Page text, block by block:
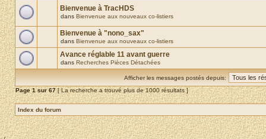
Bienvenue à TracHDS
dans Bienvenue aux nouveaux co-listiers
Bienvenue à "nono_sax"
dans Bienvenue aux nouveaux co-listiers
Avance réglable 11 avant guerre
dans Recherches Pièces Détachées
Afficher les messages postés depuis:
Page1sur67[ La recherche a trouvé plus de 1000 résultats ]
Index du forum